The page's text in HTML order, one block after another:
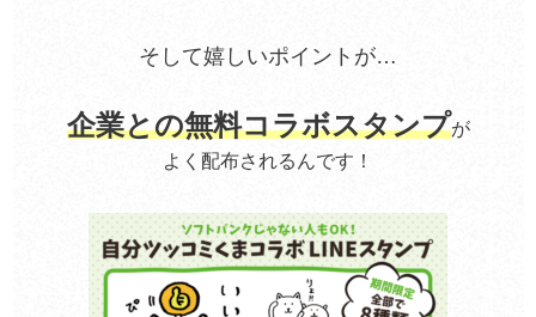
そして嬉しいポイントが…
企業との無料コラボスタンプが
よく配布されるんです！